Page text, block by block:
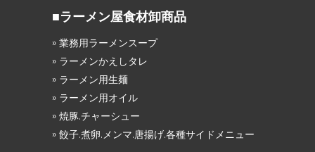
■ラーメン屋食材卸商品
» 業務用ラーメンスープ
» ラーメンかえしタレ
» ラーメン用生麺
» ラーメン用オイル
» 焼豚.チャーシュー
» 餃子.煮卵.メンマ.唐揚げ.各種サイドメニュー